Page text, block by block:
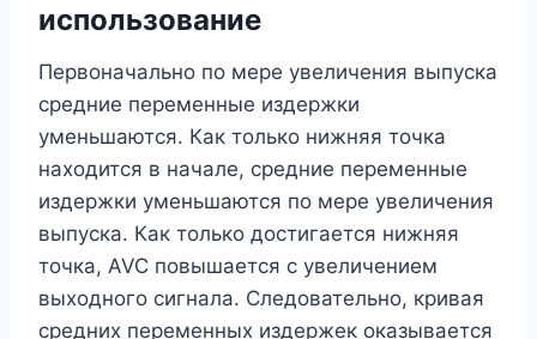
использование
Первоначально по мере увеличения выпуска
средние переменные издержки
уменьшаются. Как только нижняя точка
находится в начале, средние переменные
издержки уменьшаются по мере увеличения
выпуска. Как только достигается нижняя
точка, AVC повышается с увеличением
выходного сигнала. Следовательно, кривая
средних переменных издержек оказывается